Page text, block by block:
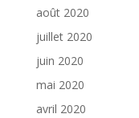
août 2020
juillet 2020
juin 2020
mai 2020
avril 2020